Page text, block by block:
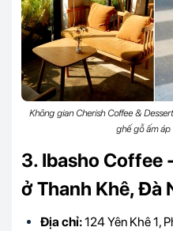
Không gian Cherish Coffee &
ghế gỗ ấm áp
3. Ibasho Coffee
ở Thanh Khê, Đà
Địa chỉ:124 Yên Khê 1,